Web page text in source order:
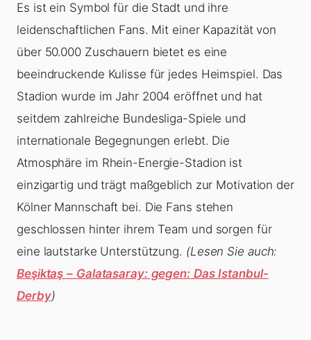
Es ist ein Symbol für die Stadt und ihre
leidenschaftlichen Fans. Mit einer Kapazität von
über 50.000 Zuschauern bietet es eine
beeindruckende Kulisse für jedes Heimspiel. Das
Stadion wurde im Jahr 2004 eröffnet und hat
seitdem zahlreiche Bundesliga-Spiele und
internationale Begegnungen erlebt. Die
Atmosphäre im Rhein-Energie-Stadion ist
einzigartig und trägt maßgeblich zur Motivation der
Kölner Mannschaft bei. Die Fans stehen
geschlossen hinter ihrem Team und sorgen für
eine lautstarke Unterstützung. (Lesen Sie auch:
Beşiktaş – Galatasaray: gegen: Das Istanbul-
Derby)